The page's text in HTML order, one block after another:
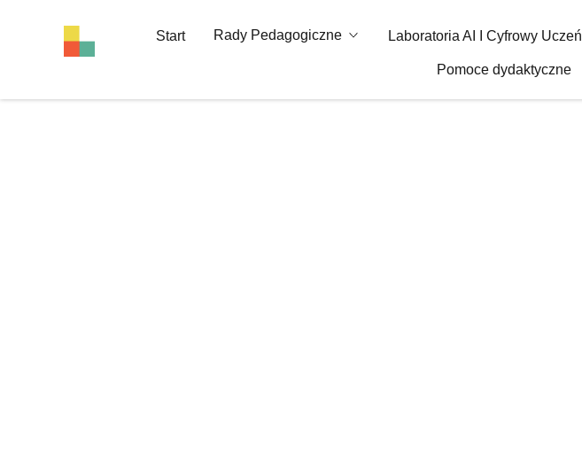
Start Rady Pedagogiczne Laboratoria AI I Cyfrowy Uczeń
Pomoce dydaktyczne